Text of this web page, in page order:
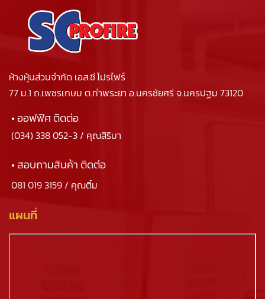
ห้างหุ้นส่วนจำกัด เอส.ซี.โปรไฟร์
77 ม.1 ถ.เพชรเกษม ต.ท่าพระยา อ.นครชัยศรี จ.นครปฐม 73120
• ออฟฟิศ ติดต่อ
(034) 338 052-3 / คุณสิริมา
• สอบถามสินค้า ติดต่อ
081 019 3159 / คุณติ๋ม
แผนที่